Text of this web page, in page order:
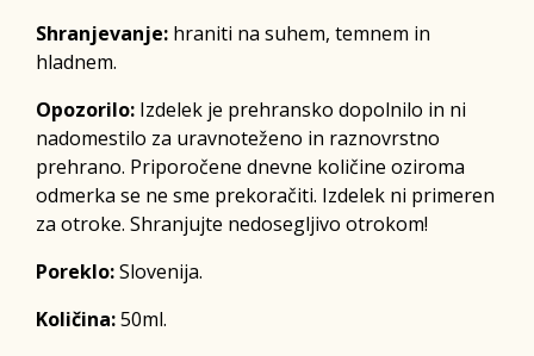
Shranjevanje: hraniti na suhem, temnem in
hladnem.
Opozorilo: Izdelek je prehransko dopolnilo in ni
nadomestilo za uravnoteženo in raznovrstno
prehrano. Priporočene dnevne količine oziroma
odmerka se ne sme prekoračiti. Izdelek ni primeren
za otroke. Shranjujte nedosegljivo otrokom!
Poreklo:Slovenija.
Količina:50ml.